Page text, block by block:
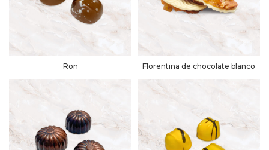
Ron Florentina de chocolate blanco